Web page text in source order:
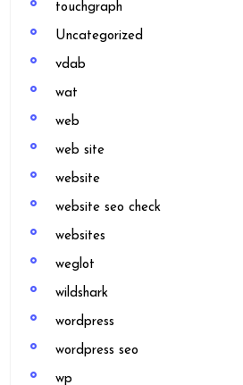
touchgraph
Uncategorized
vdab
wat
web
web site
website
website seo check
websites
weglot
wildshark
wordpress
wordpress seo
wp